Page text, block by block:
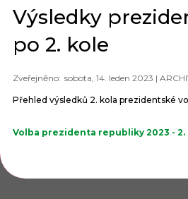
Výsledky
po 2. kole
sobota, 14. leden 2023 |
Přehled výsledků 2. kola prezidentské
Volba prezidenta republiky 2023 - 2.